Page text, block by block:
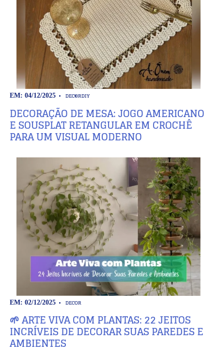
EM: 04/12/2025 DECORDIY
DECORAÇÃO DE MESA: JOGO AMERICANO
E SOUSPLAT RETANGULAR EM CROCHÊ
PARA UM VISUAL MODERNO
EM: 02/12/2025 DECOR
🌱 ARTE VIVA COM PLANTAS: 22 JEITOS
INCRÍVEIS DE DECORAR SUAS PAREDES E
AMBIENTES